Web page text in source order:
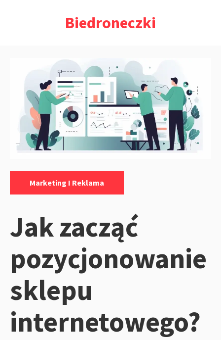
Biedroneczki
Marketing I Reklama
Jak zacząć
pozycjonowanie
sklepu
internetowego?